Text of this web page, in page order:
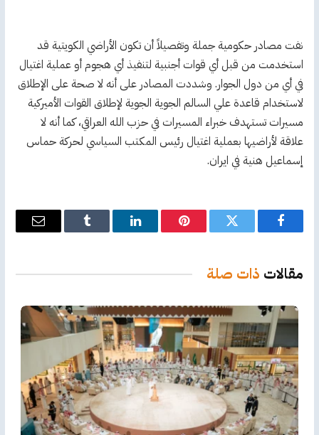
نفت مصادر حكومية جملة وتفصيلاً أن تكون الأراضي الكويتية قد
استخدمت من قبل أي قوات أجنبية لتنفيذ أي هجوم أو عملية اغتيال
في أي من دول الجوار. وشددت المصادر على أنه لا صحة على الإطلاق
لاستخدام قاعدة علي السالم الجوية الجوية لإطلاق القوات الأميركية
مسيرات تستهدف خبراء المسيرات في حزب الله العراقي، كما أنه لا
علاقة لأراضيها بعملية اغتيال رئيس المكتب السياسي لحركة حماس
إسماعيل هنية في ايران.
فيسبوك تويتر بينتيريستلينكدإن Tumblr
البريد
مقالات ذات صلة